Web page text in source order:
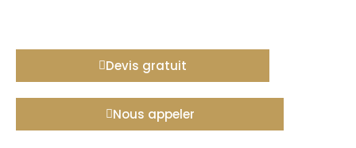
Devis gratuit
Nous appeler